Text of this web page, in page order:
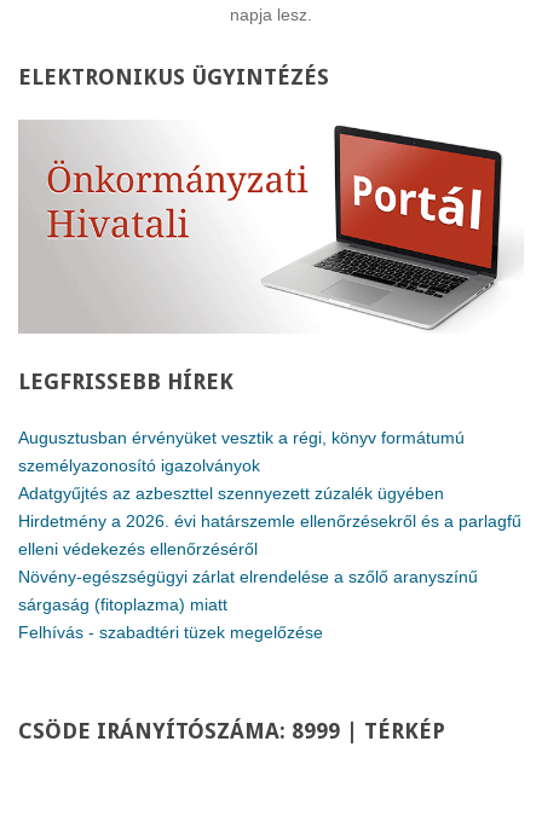
napja lesz.
ELEKTRONIKUS ÜGYINTÉZÉS
LEGFRISSEBB HÍREK
Augusztusban érvényüket vesztik a régi, könyv formátumú
személyazonosító igazolványok
Adatgyűjtés az azbeszttel szennyezett zúzalék ügyében
Hirdetmény a 2026. évi határszemle ellenőrzésekről és a parlagfű
elleni védekezés ellenőrzéséről
Növény-egészségügyi zárlat elrendelése a szőlő aranyszínű
sárgaság (fitoplazma) miatt
Felhívás - szabadtéri tüzek megelőzése
CSÖDE IRÁNYÍTÓSZÁMA: 8999 | TÉRKÉP